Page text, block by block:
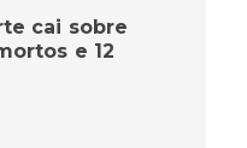
cai sobre
e 12